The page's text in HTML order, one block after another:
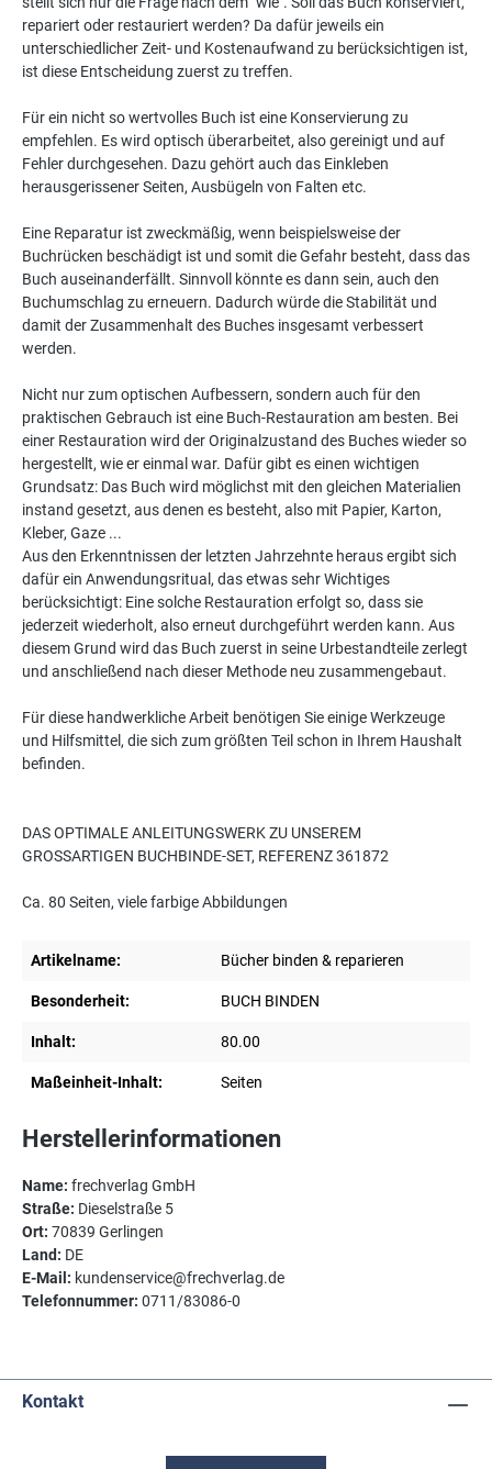
repariert oder restauriert werden? Da dafür jeweils ein
unterschiedlicher Zeit- und Kostenaufwand zu berücksichtigen ist,
ist diese Entscheidung zuerst zu treffen.
Für ein nicht so wertvolles Buch ist eine Konservierung zu
empfehlen. Es wird optisch überarbeitet, also gereinigt und auf
Fehler durchgesehen. Dazu gehört auch das Einkleben
herausgerissener Seiten, Ausbügeln von Falten etc.
Eine Reparatur ist zweckmäßig, wenn beispielsweise der
Buchrücken beschädigt ist und somit die Gefahr besteht, dass das
Buch auseinanderfällt. Sinnvoll könnte es dann sein, auch den
Buchumschlag zu erneuern. Dadurch würde die Stabilität und
damit der Zusammenhalt des Buches insgesamt verbessert
werden.
Nicht nur zum optischen Aufbessern, sondern auch für den
praktischen Gebrauch ist eine Buch-Restauration am besten. Bei
einer Restauration wird der Originalzustand des Buches wieder so
hergestellt, wie er einmal war. Dafür gibt es einen wichtigen
Grundsatz: Das Buch wird möglichst mit den gleichen Materialien
instand gesetzt, aus denen es besteht, also mit Papier, Karton,
Kleber, Gaze ...
Aus den Erkenntnissen der letzten Jahrzehnte heraus ergibt sich
dafür ein Anwendungsritual, das etwas sehr Wichtiges
berücksichtigt: Eine solche Restauration erfolgt so, dass sie
jederzeit wiederholt, also erneut durchgeführt werden kann. Aus
diesem Grund wird das Buch zuerst in seine Urbestandteile zerlegt
und anschließend nach dieser Methode neu zusammengebaut.
Für diese handwerkliche Arbeit benötigen Sie einige Werkzeuge
und Hilfsmittel, die sich zum größten Teil schon in Ihrem Haushalt
befinden.
DAS OPTIMALE ANLEITUNGSWERK ZU UNSEREM
GROSSARTIGEN BUCHBINDE-SET, REFERENZ 361872
Ca. 80 Seiten, viele farbige Abbildungen
Artikelname: Bücher binden & reparieren
Besonderheit: BUCH BINDEN
Inhalt: 80.00
Maßeinheit-Inhalt: Seiten
Herstellerinformationen
Name: frechverlag GmbH
Straße: Dieselstraße 5
Ort: 70839 Gerlingen
Land: DE
E-Mail: kundenservice@frechverlag.de
Telefonnummer: 0711/83086-0
Kontakt